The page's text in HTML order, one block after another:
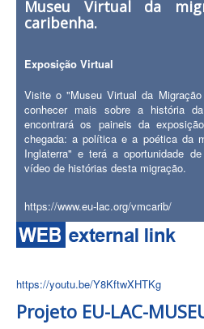
Museu Virtual da
caribenha.
Exposição Virtual
Visite o "Museu Virtual da
conhecer mais sobre a história
encontrará os paineis da
chegada: a política e a poética da
Inglaterra" e terá a oportunidade
vídeo de histórias desta migração.
https://www.eu-lac.org/vmcarib/
https://youtu.be/Y8KftwXHTKg
Projeto EU-LAC-